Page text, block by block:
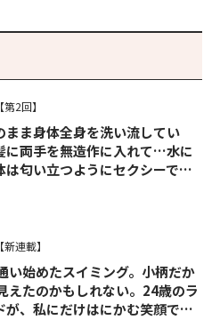
【第2回】
まま身体全身を洗い流してい
に両手を無造作に入れて…水に
は匂い立つようにセクシーで…
【新連載】
い始めたスイミング。小柄だか
えたのかもしれない。24歳のラ
が、私にだけはにかむ笑顔で…